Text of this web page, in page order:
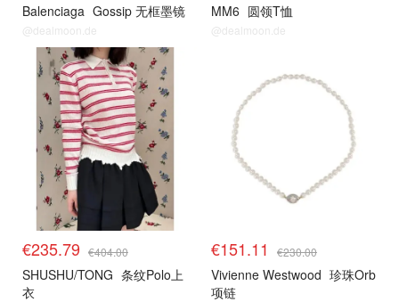
Balenciaga Gossip 无框墨镜
@dealmoon.de
MM6 圆领T恤
@dealmoon.de
€235.79 €404.00
SHUSHU/TONG 条纹Polo上
衣
€151.11 €230.00
Vivienne Westwood 珍珠Orb
项链